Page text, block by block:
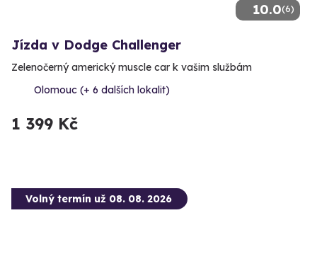
10.0(6)
Jízda v Dodge Challenger
Zelenočerný americký muscle car k vašim službám
Olomouc (+ 6 dalších lokalit)
1 399 Kč
Volný termín už 08. 08. 2026